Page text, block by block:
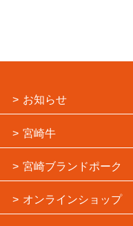
お知らせ
宮崎牛
宮崎ブランドポーク
オンラインショップ